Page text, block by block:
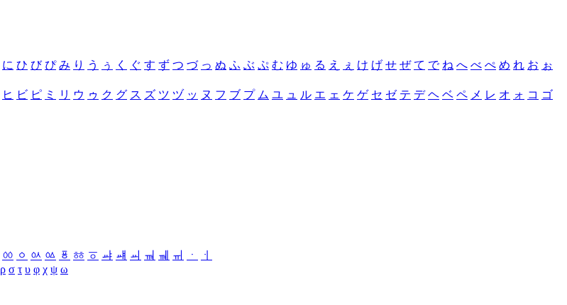
に ひ び ぴ み り う ぅ く ぐ す ず つ づ っ ぬ ふ ぶ ぷ む ゆ ゅ る え ぇ け げ せ ぜ て で ね へ べ ぺ め れ お ぉ
ヒ ビ ピ ミ リ ウ ゥ ク グ ス ズ ツ ヅ ッ ヌ フ ブ プ ム ユ ュ ル エ ェ ケ ゲ セ ゼ テ デ ヘ ベ ペ メ レ オ ォ コ ゴ
ㆀ ㆁ ㆂ ㆃ ㆄ ㆅ ㆆ ㆇ ㆈ ㆉ ㆊ ㆋ ㆌ ㆍ
ㆎ
ρ σ τ υ φ χ ψ ω